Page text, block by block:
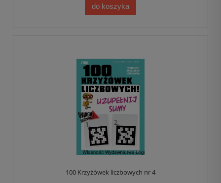
do koszyka
100 Krzyżówek liczbowych nr 4